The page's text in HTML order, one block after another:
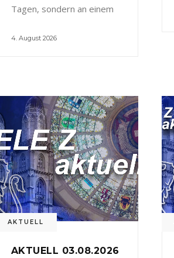
Tagen, sondern an einem
4. August 2026
AKTUELL
AKTUELL 03.08.2026